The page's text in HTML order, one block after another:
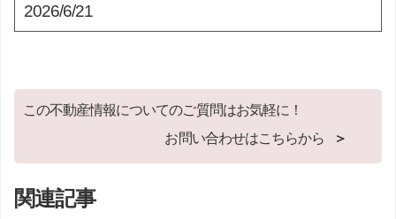
2026/6/21
この不動産情報についてのご質問はお気軽に！
お問い合わせはこちらから
関連記事